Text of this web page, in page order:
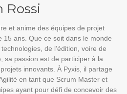
Rossi
et anime des équipes de projet
15 ans. Que ce soit dans le monde
de l’édition, voire de
sa passion est de participer à la
innovants. À Pyxis, il partage
en tant que Scrum Master et
ayant pour défi de concevoir des